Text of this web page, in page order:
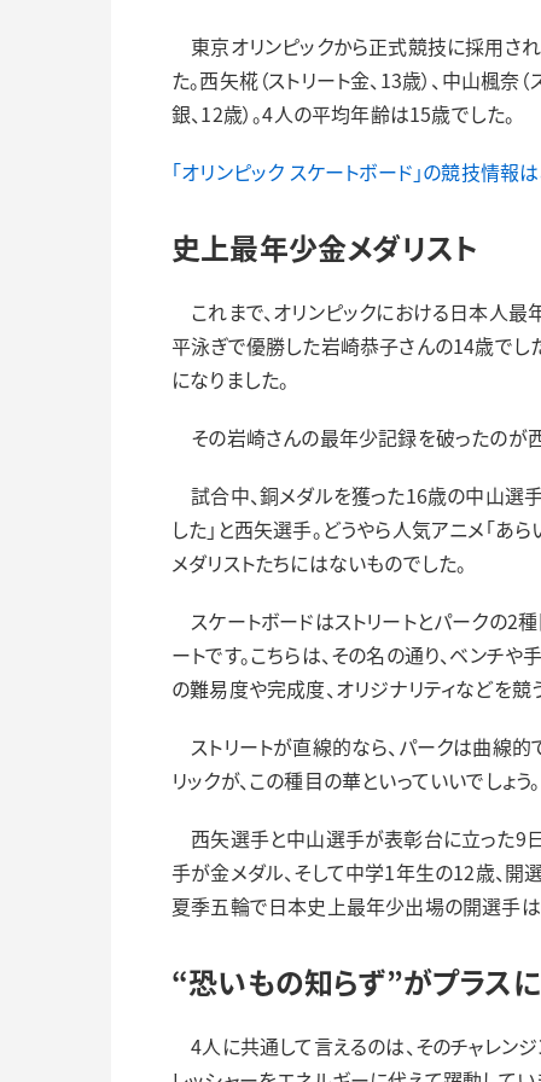
東京オリンピックから正式競技に採用さ
た。西矢椛（ストリート金、13歳）、中山楓奈
銀、12歳）。4人の平均年齢は15歳でした。
「オリンピック スケートボード」の競技情報
史上最年少金メダリスト
これまで、オリンピックにおける日本人
平泳ぎで優勝した岩崎恭子さんの14歳でし
になりました。
その岩崎さんの最年少記録を破ったのが
試合中、銅メダルを獲った16歳の中山選
した」と西矢選手。どうやら人気アニメ「あ
メダリストたちにはないものでした。
スケートボードはストリートとパークの2
ートです。こちらは、その名の通り、ベンチや
の難易度や完成度、オリジナリティなどを競
ストリートが直線的なら、パークは曲線的
リックが、この種目の華といっていいでしょう。
西矢選手と中山選手が表彰台に立った9
手が金メダル、そして中学1年生の12歳、開
夏季五輪で日本史上最年少出場の開選手は
“恐いもの知らず”がプラスに
4人に共通して言えるのは、そのチャレン